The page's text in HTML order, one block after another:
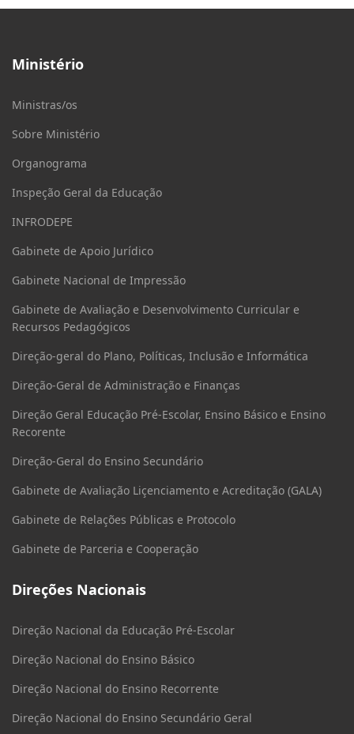
Ministério
Ministras/os
Sobre Ministério
Organograma
Inspeção Geral da Educação
INFRODEPE
Gabinete de Apoio Jurídico
Gabinete Nacional de Impressão
Gabinete de Avaliação e Desenvolvimento Curricular e
Recursos Pedagógicos
Direção-geral do Plano, Políticas, Inclusão e Informática
Direção-Geral de Administração e Finanças
Direção Geral Educação Pré-Escolar, Ensino Básico e Ensino
Recorente
Direção-Geral do Ensino Secundário
Gabinete de Avaliação Liçenciamento e Acreditação (GALA)
Gabinete de Relações Públicas e Protocolo
Gabinete de Parceria e Cooperação
Direções Nacionais
Direção Nacional da Educação Pré-Escolar
Direção Nacional do Ensino Básico
Direção Nacional do Ensino Recorrente
Direção Nacional do Ensino Secundário Geral